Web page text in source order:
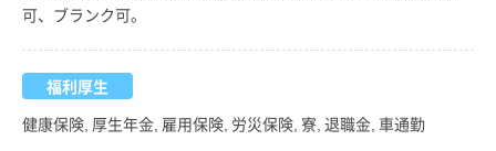
可、ブランク可。
福利厚生
健康保険, 厚生年金, 雇用保険, 労災保険, 寮, 退職金, 車通勤